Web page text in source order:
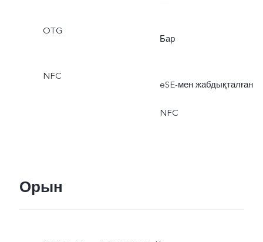
OTG
Бар
NFC
eSE-мен жабдықталған
NFC
Орын